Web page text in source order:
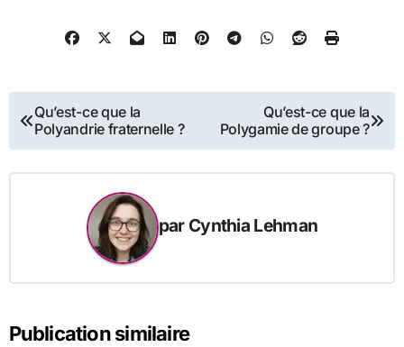
Navigation
l’article
Qu’est-ce que la
Polyandrie fraternelle ?
Qu’est-ce que la
Polygamie de groupe ?
par Cynthia Lehman
Publication similaire